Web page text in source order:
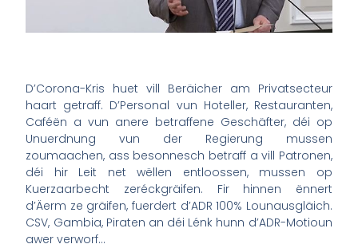
D’Corona-Kris huet vill Beräicher am Privatsecteur
haart getraff. D’Personal vun Hoteller, Restauranten,
Caféën a vun anere betraffene Geschäfter, déi op
Unuerdnung vun der Regierung mussen
zoumaachen, ass besonnesch betraff a vill Patronen,
déi hir Leit net wëllen entloossen, mussen op
Kuerzaarbecht zeréckgräifen. Fir hinnen ënnert
d’Äerm ze gräifen, fuerdert d’ADR 100% Lounausgläich.
CSV, Gambia, Piraten an déi Lénk hunn d’ADR-Motioun
awer verworf…